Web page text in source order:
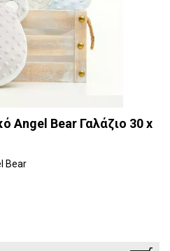
Angel Bear Γαλάζιο 30 x
Bear